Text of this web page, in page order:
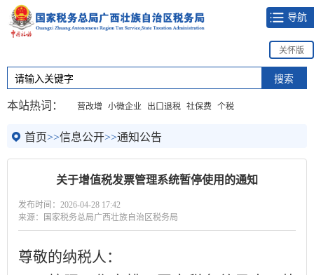
导航
关怀版
本站热词： 营改增 小微企业 出口退税 社保费 个税
首页>>信息公开>>通知公告
关于增值税发票管理系统暂停使用的通知
发布时间：2026-04-28 17:42
来源：国家税务总局广西壮族自治区税务局
尊敬的纳税人：